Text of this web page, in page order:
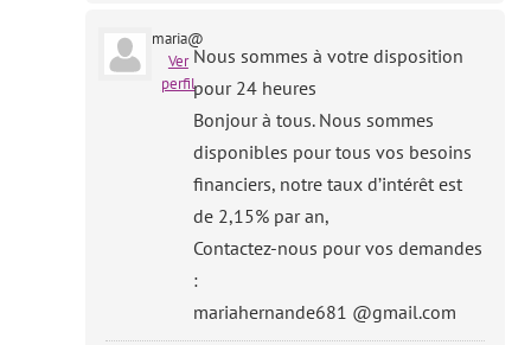
maria@
Ver
perfil
Nous sommes à votre disposition
pour 24 heures
Bonjour à tous. Nous sommes
disponibles pour tous vos besoins
financiers, notre taux d’intérêt est
de 2,15% par an,
Contactez-nous pour vos demandes
:
mariahernande681 @gmail.com